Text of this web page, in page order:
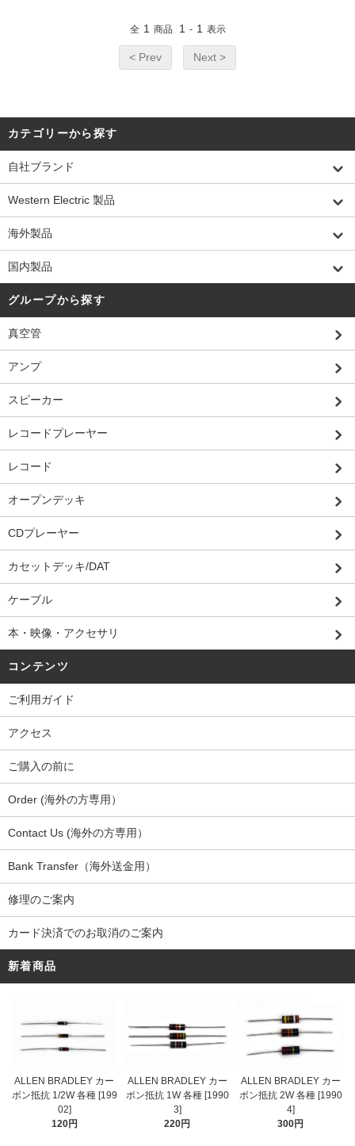
全 1 商品 1 - 1 表示
< Prev Next >
カテゴリーから探す
自社ブランド
Western Electric 製品
海外製品
国内製品
グループから探す
真空管
アンプ
スピーカー
レコードプレーヤー
レコード
オープンデッキ
CDプレーヤー
カセットデッキ/DAT
ケーブル
本・映像・アクセサリ
コンテンツ
ご利用ガイド
アクセス
ご購入の前に
Order (海外の方専用）
Contact Us (海外の方専用）
Bank Transfer（海外送金用）
修理のご案内
カード決済でのお取消のご案内
新着商品
ALLEN BRADLEY カー
ボン抵抗 1/2W 各種 [199
02]
120円
ALLEN BRADLEY カー
ボン抵抗 1W 各種 [1990
3]
220円
ALLEN BRADLEY カー
ボン抵抗 2W 各種 [1990
4]
300円